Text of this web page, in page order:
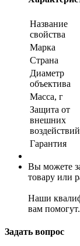
Название
свойства
Марка
Страна
Диаметр
объектива
Масса, г
Защита от
внешних
воздействий
Гарантия
Вы можете
товару или
Наши
вам помогут.
Задать вопрос